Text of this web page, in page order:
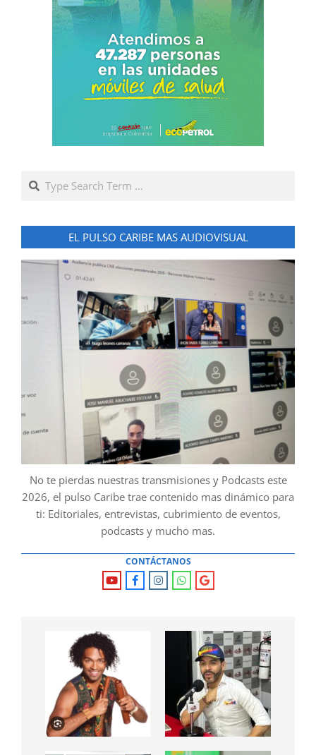
Search
EL PULSO CARIBE MAS AUDIOVISUAL
No te pierdas nuestras transmisiones y Podcasts este
2026, el pulso Caribe trae contenido mas dinámico para
ti: Editoriales, entrevistas, cubrimiento de eventos,
podcasts y mucho mas.
CONTÁCTANOS